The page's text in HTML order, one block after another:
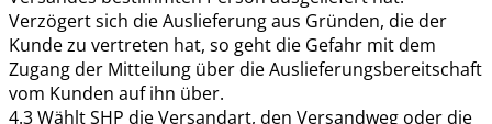
Verzögert sich die Auslieferung aus Gründen, die der
Kunde zu vertreten hat, so geht die Gefahr mit dem
Zugang der Mitteilung über die Auslieferungsbereitschaft
vom Kunden auf ihn über.
4.3 Wählt SHP die Versandart, den Versandweg oder die